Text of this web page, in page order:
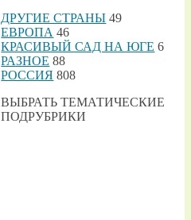
ДРУГИЕ СТРАНЫ 49
ЕВРОПА 46
КРАСИВЫЙ САД НА ЮГЕ 6
РАЗНОЕ 88
РОССИЯ 808
ВЫБРАТЬ ТЕМАТИЧЕСКИЕ
ПОДРУБРИКИ